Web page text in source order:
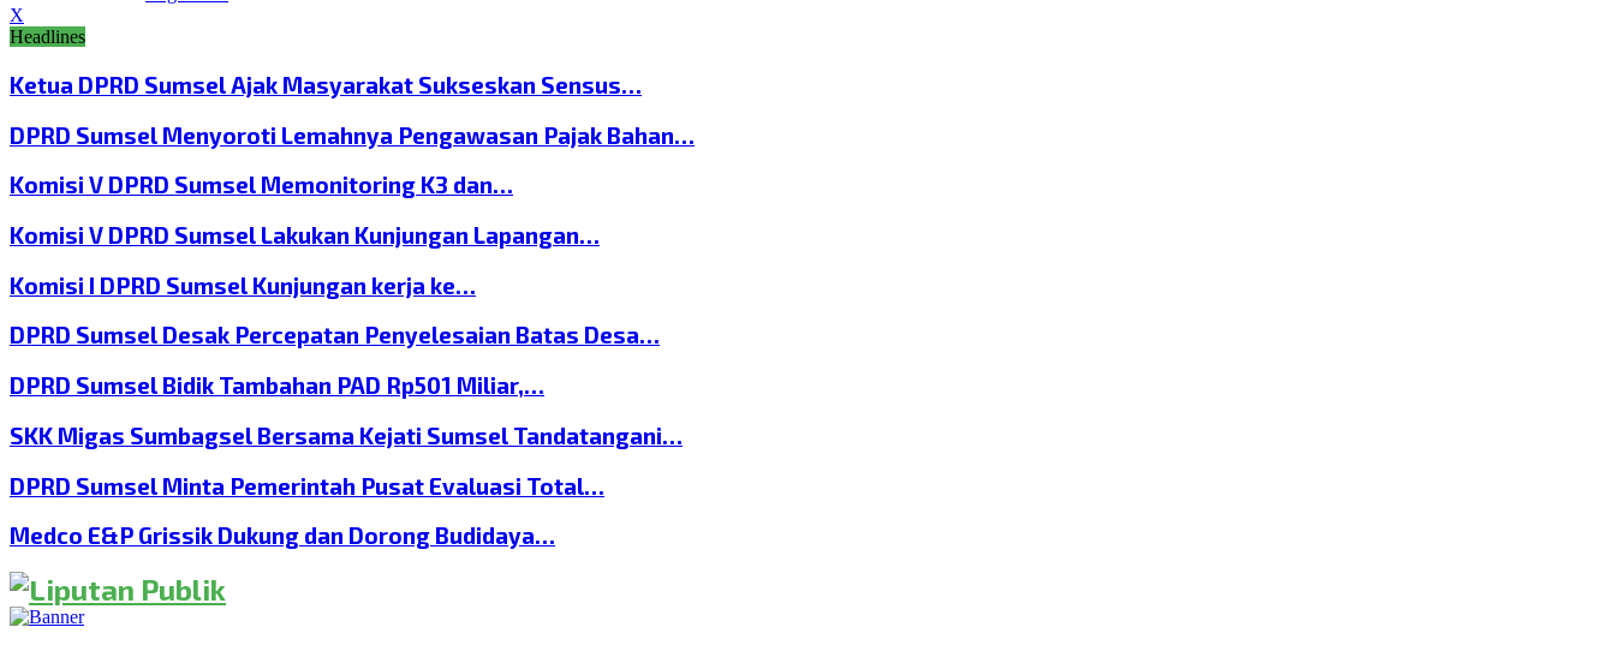
X
Headlines
Ketua DPRD Sumsel Ajak Masyarakat Sukseskan Sensus…
DPRD Sumsel Menyoroti Lemahnya Pengawasan Pajak Bahan…
Komisi V DPRD Sumsel Memonitoring K3 dan…
Komisi V DPRD Sumsel Lakukan Kunjungan Lapangan…
Komisi I DPRD Sumsel Kunjungan kerja ke…
DPRD Sumsel Desak Percepatan Penyelesaian Batas Desa…
DPRD Sumsel Bidik Tambahan PAD Rp501 Miliar,…
SKK Migas Sumbagsel Bersama Kejati Sumsel Tandatangani…
DPRD Sumsel Minta Pemerintah Pusat Evaluasi Total…
Medco E&P Grissik Dukung dan Dorong Budidaya…